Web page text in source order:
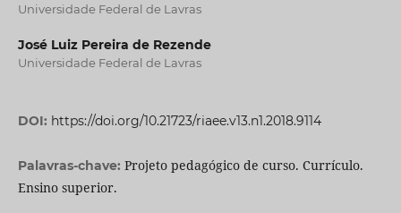
Universidade Federal de Lavras
José Luiz Pereira de Rezende
Universidade Federal de Lavras
DOI: https://doi.org/10.21723/riaee.v13.n1.2018.9114
Palavras-chave: Projeto pedagógico de curso. Currículo.
Ensino superior.